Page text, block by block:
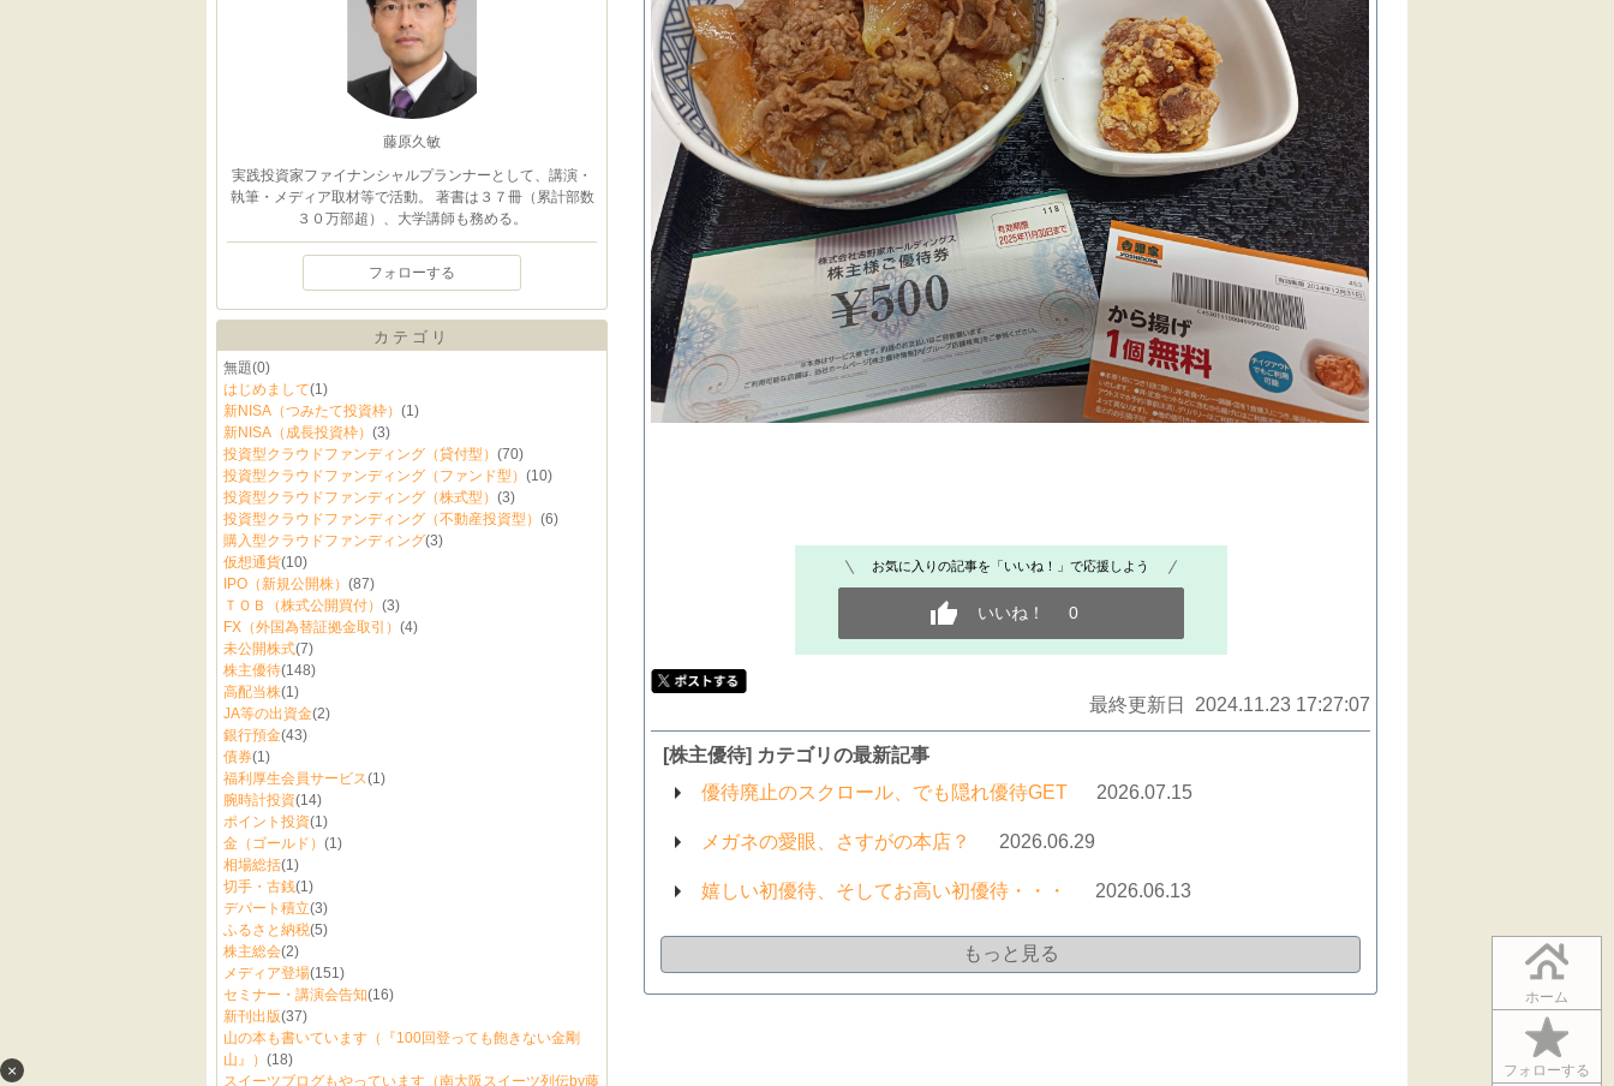
ホーム
フォローする
×
藤原久敏
実践投資家ファイナンシャルプランナーとして、講演・
執筆・メディア取材等で活動。 著書は３７冊（累計部数
３０万部超）、大学講師も務める。
フォローする
カテゴリ
無題(0)
はじめまして(1)
新NISA（つみたて投資枠） (1)
新NISA（成長投資枠） (3)
投資型クラウドファンディング（貸付型） (70)
投資型クラウドファンディング（ファンド型） (10)
投資型クラウドファンディング（株式型） (3)
投資型クラウドファンディング（不動産投資型） (6)
購入型クラウドファンディング(3)
仮想通貨(10)
IPO（新規公開株） (87)
ＴＯＢ（株式公開買付） (3)
FX（外国為替証拠金取引） (4)
未公開株式(7)
株主優待(148)
高配当株(1)
JA等の出資金(2)
銀行預金(43)
債券(1)
福利厚生会員サービス(1)
腕時計投資(14)
ポイント投資(1)
金（ゴールド） (1)
相場総括(1)
切手・古銭(1)
デパート積立(3)
ふるさと納税(5)
株主総会(2)
メディア登場(151)
セミナー・講演会告知(16)
新刊出版(37)
山の本も書いています（『100回登っても飽きない金剛
山』） (18)
スイーツブログもやっています（南大阪スイーツ列伝by藤
お気に入りの記事を「いいね！」で応援しよう
いいね！ 0
最終更新日 2024.11.23 17:27:07
[株主優待] カテゴリの最新記事
優待廃止のスクロール、でも隠れ優待GET
2026.07.15
メガネの愛眼、さすがの本店？ 2026.06.29
嬉しい初優待、そしてお高い初優待・・・ 2026.06.13
もっと見る